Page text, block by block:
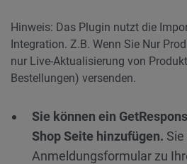
Hinweis: Das Plugin nutzt die
Integration. Z.B. Wenn Sie Nur
nur Live-Aktualisierung von
Bestellungen) versenden.
Sie können ein
Shop Seite hinzufügen.
Anmeldungsformular zu